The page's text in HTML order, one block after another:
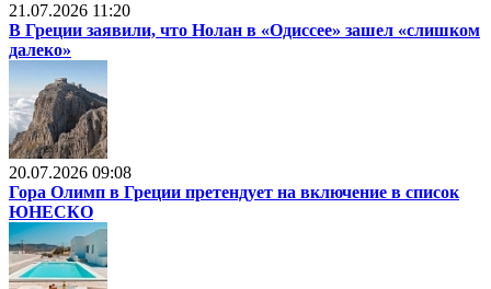
21.07.2026 11:20
В Греции заявили, что Нолан в «Одиссее» зашел «слишком
далеко»
20.07.2026 09:08
Гора Олимп в Греции претендует на включение в список
ЮНЕСКО